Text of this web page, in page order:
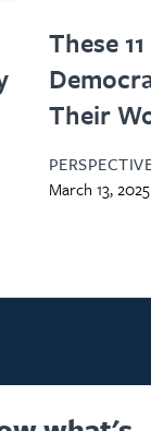
These
Their
March 13, 2025